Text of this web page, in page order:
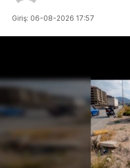
Giriş: 06-08-2026 17:57